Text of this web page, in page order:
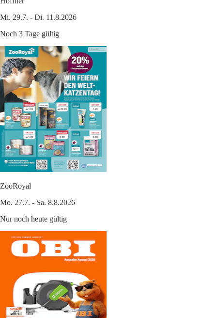
Mi. 29.7. - Di. 11.8.2026
Noch 3 Tage gültig
ZooRoyal
Mo. 27.7. - Sa. 8.8.2026
Nur noch heute gültig